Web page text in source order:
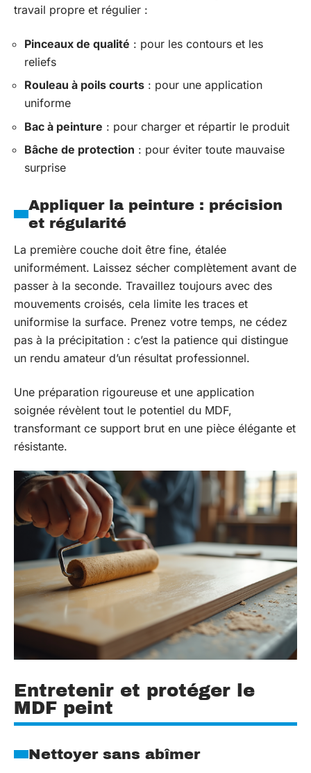
travail propre et régulier :
Pinceaux de qualité : pour les contours et les
reliefs
Rouleau à poils courts : pour une application
uniforme
Bac à peinture : pour charger et répartir le produit
Bâche de protection : pour éviter toute mauvaise
surprise
Appliquer la peinture : précision
et régularité
La première couche doit être fine, étalée
uniformément. Laissez sécher complètement avant de
passer à la seconde. Travaillez toujours avec des
mouvements croisés, cela limite les traces et
uniformise la surface. Prenez votre temps, ne cédez
pas à la précipitation : c’est la patience qui distingue
un rendu amateur d’un résultat professionnel.
Une préparation rigoureuse et une application
soignée révèlent tout le potentiel du MDF,
transformant ce support brut en une pièce élégante et
résistante.
Entretenir et protéger le
MDF peint
Nettoyer sans abîmer